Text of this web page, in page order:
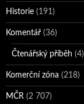
Historie (191)
Komentář (36)
Čtenářský příběh (4)
Komerční zóna (218)
MČR (2 707)